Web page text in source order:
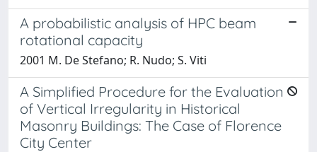
A probabilistic analysis of HPC beam
rotational capacity
2001 M. De Stefano; R. Nudo; S. Viti
A Simplified Procedure for the Evaluation
of Vertical Irregularity in Historical
Masonry Buildings: The Case of Florence
City Center